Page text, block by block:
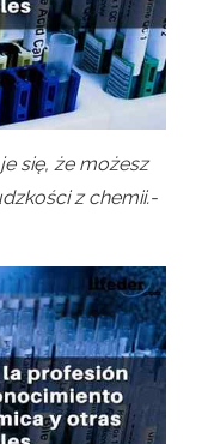
się, że możesz
z chemii.-